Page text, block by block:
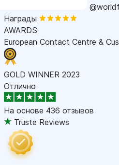
Награды
AWARDS
European Contact Centre &
GOLD WINNER 2023
Отлично
На основе 436 отзывов
Truste Reviews